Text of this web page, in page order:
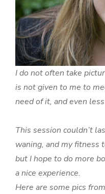
I do not often take
is not given to me to
need of it, and even
This session couldn’t
waning, and my fitness
but I hope to do more
a nice experience.
Here are some pics